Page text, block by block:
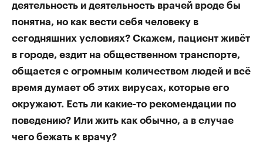
деятельность и деятельность врачей вроде бы
понятна, но как вести себя человеку в
сегодняшних условиях? Скажем, пациент живёт
в городе, ездит на общественном транспорте,
общается с огромным количеством людей и всё
время думает об этих вирусах, которые его
окружают. Есть ли какие-то рекомендации по
поведению? Или жить как обычно, а в случае
чего бежать к врачу?